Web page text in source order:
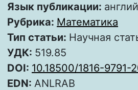
Язык публикации:
Рубрика: Математика
Тип статьи: Научная
УДК: 519.85
DOI: 10.18500/1816-
EDN: ANLRAB